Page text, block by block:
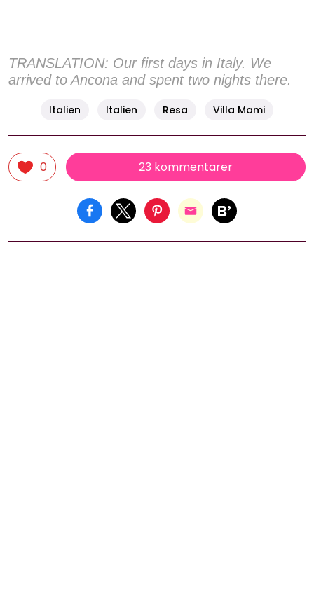
TRANSLATION: Our first days in Italy. We
arrived to Ancona and spent two nights there.
Italien Italien Resa Villa Mami
0 23 kommentarer